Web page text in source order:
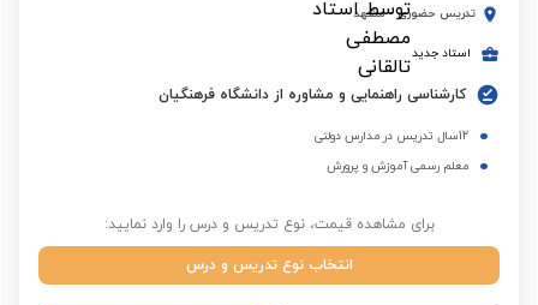
تدریس حضوری - مشهد
استاد جدید
کارشناسی راهنمایی و مشاوره از دانشگاه فرهنگیان
12سال تدریس در مدارس دولتی
معلم رسمی آموزش و پرورش
برای مشاهده قیمت، نوع تدریس و درس را وارد نمایید:
انتخاب نوع تدریس و درس